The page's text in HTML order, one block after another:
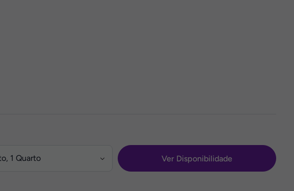
Ver Disponibilidade